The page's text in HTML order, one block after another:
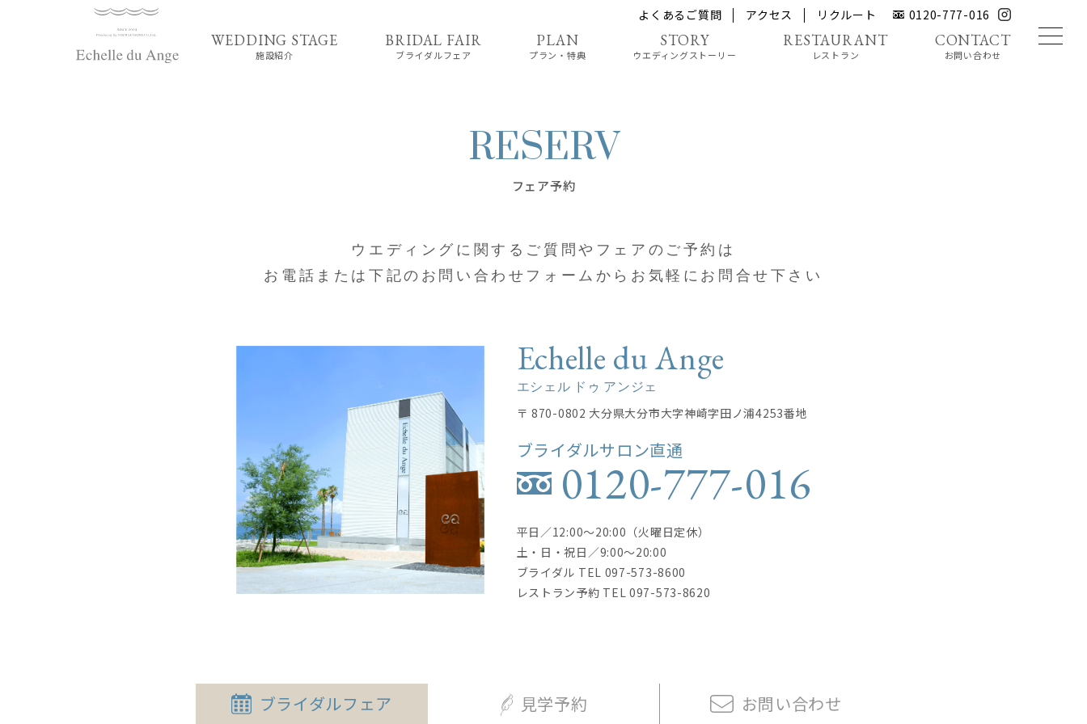
よくあるご質問 アクセス リクルート 0120-777-016
施設紹介 ブライダルフェア プラン・特典 ウエディングストーリー レストラン お問い合わせ
フェア予約
ウエディングに関する ご質問やフェアのご予約は
お電話または 下記のお問い合わせフォームから お気軽にお問合せ下さい
Echelle du Ange
エシェル ドゥ アンジェ
〒 870-0802 大分県大分市大字神崎字田ノ浦4253番地
ブライダルサロン直通
0120-777-016
平日／12:00〜20:00（火曜日定休）
土・日・祝日／9:00〜20:00
ブライダル TEL 097-573-8600
レストラン予約 TEL097-573-8620
ブライダルフェア 見学予約 お問 い合わせ